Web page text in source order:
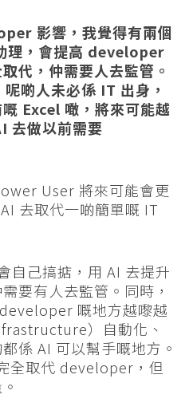
影響，我覺得有兩個
理，會提高 developer
代，仲需要人去監管。
啲人未必係 IT 出身，
Excel 噉，將來可能越
去做以前需要
User 將來可能會更
去取代一啲簡單嘅 IT
自己搞掂，用 AI 去提升
要有人去監管。同時，
嘅地方越嚟越
）自動化、
係 AI 可以幫手嘅地方。
全取代 developer，但